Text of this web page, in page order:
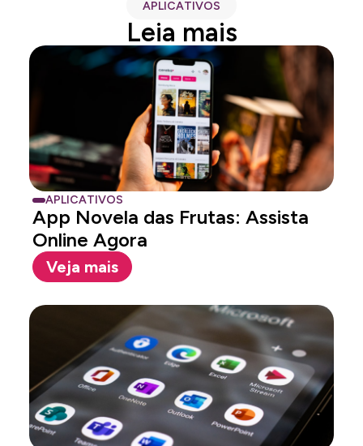
APLICATIVOS
Leia mais
APLICATIVOS
App Novela das Frutas: Assista
Online Agora
Veja mais